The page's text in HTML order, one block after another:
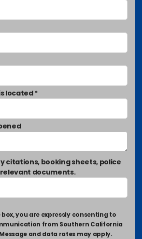
located *
citations, booking sheets, police
documents.
you are expressly consenting to
from Southern California
and data rates may apply.